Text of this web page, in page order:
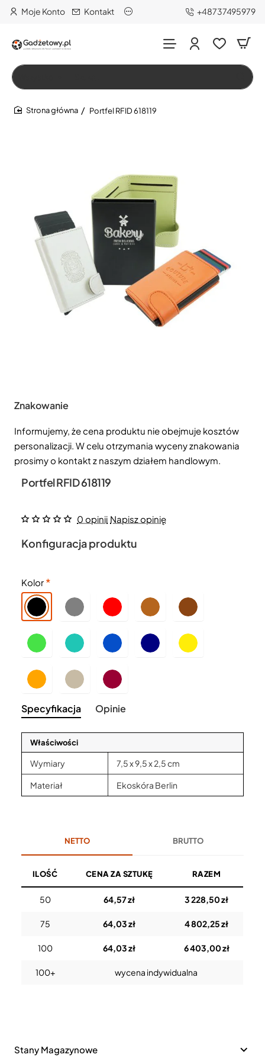
Moje Konto Kontakt +48737495979
Szukaj…
Portfel RFID 618119
Znakowanie
Informujemy, że cena produktu nie obejmuje kosztów
personalizacji. W celu otrzymania wyceny znakowania
prosimy o kontakt z naszym działem handlowym.
Portfel RFID 618119
0 opinii Napisz opinię
Konfiguracja produktu
Kolor
Specyfikacja Opinie
Właściwości
Wymiary 7,5 x 9,5 x 2,5 cm
Materiał Ekoskóra Berlin
NETTO BRUTTO
ILOŚĆ CENA ZA SZTUKĘ RAZEM
50 64,57 zł 3 228,50 zł
75 64,03 zł 4 802,25 zł
100 64,03 zł 6 403,00 zł
100+ wycena indywidualna
Stany Magazynowe